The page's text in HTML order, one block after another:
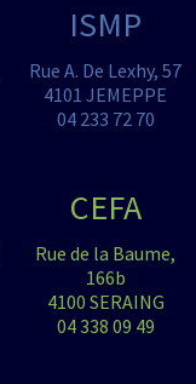
ISMP
Rue A. De Lexhy, 57
4101 JEMEPPE
04 233 72 70
CEFA
Rue de la Baume,
166b
4100 SERAING
04 338 09 49